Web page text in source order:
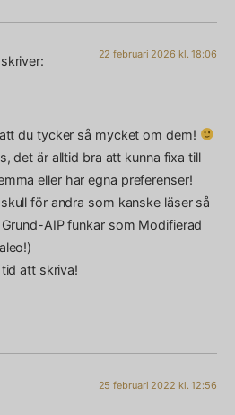
skriver: 22 februari 2026 kl. 18:06
du tycker så mycket om dem!
det är alltid bra att kunna fixa till
eller har egna preferenser!
för andra som kanske läser så
AIP funkar som Modifierad
att skriva!
25 februari 2022 kl. 12:56